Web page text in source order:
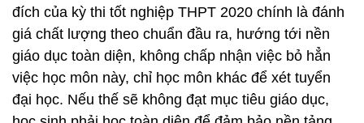
đích của kỳ thi tốt nghiệp THPT 2020 chính là đánh
giá chất lượng theo chuẩn đầu ra, hướng tới nền
giáo dục toàn diện, không chấp nhận việc bỏ hẳn
việc học môn này, chỉ học môn khác để xét tuyển
đại học. Nếu thế sẽ không đạt mục tiêu giáo dục,